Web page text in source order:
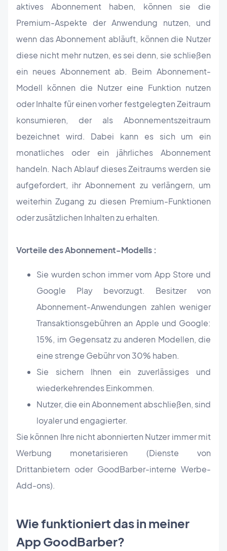
aktives Abonnement haben, können sie die
Premium-Aspekte der Anwendung nutzen, und
wenn das Abonnement abläuft, können die Nutzer
diese nicht mehr nutzen, es sei denn, sie schließen
ein neues Abonnement ab. Beim Abonnement-
Modell können die Nutzer eine Funktion nutzen
oder Inhalte für einen vorher festgelegten Zeitraum
konsumieren, der als Abonnementszeitraum
bezeichnet wird. Dabei kann es sich um ein
monatliches oder ein jährliches Abonnement
handeln. Nach Ablauf dieses Zeitraums werden sie
aufgefordert, ihr Abonnement zu verlängern, um
weiterhin Zugang zu diesen Premium-Funktionen
oder zusätzlichen Inhalten zu erhalten.
Vorteile des Abonnement-Modells :
Sie wurden schon immer vom App Store und
Google Play bevorzugt. Besitzer von
Abonnement-Anwendungen zahlen weniger
Transaktionsgebühren an Apple und Google:
15%, im Gegensatz zu anderen Modellen, die
eine strenge Gebühr von 30% haben.
Sie sichern Ihnen ein zuverlässiges und
wiederkehrendes Einkommen.
Nutzer, die ein Abonnement abschließen, sind
loyaler und engagierter.
Sie können Ihre nicht abonnierten Nutzer immer mit
Werbung monetarisieren (Dienste von
Drittanbietern oder GoodBarber-interne Werbe-
Add-ons).
Wie funktioniert das in meiner
App GoodBarber?